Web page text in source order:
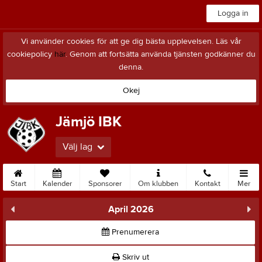
Logga in
Vi använder cookies för att ge dig bästa upplevelsen. Läs vår
cookiepolicy här. Genom att fortsätta använda tjänsten godkänner du
denna.
Okej
Jämjö IBK
Välj lag
Start Kalender Sponsorer Om klubben Kontakt Mer
April 2026
Prenumerera
Skriv ut